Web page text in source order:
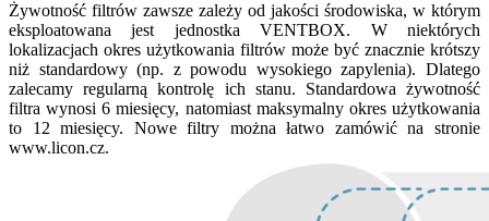
Żywotność filtrów zawsze zależy od jakości środowiska, w którym
eksploatowana jest jednostka VENTBOX. W niektórych
lokalizacjach okres użytkowania filtrów może być znacznie krótszy
niż standardowy (np. z powodu wysokiego zapylenia). Dlatego
zalecamy regularną kontrolę ich stanu. Standardowa żywotność
filtra wynosi 6 miesięcy, natomiast maksymalny okres użytkowania
to 12 miesięcy. Nowe filtry można łatwo zamówić na stronie
www.licon.cz.